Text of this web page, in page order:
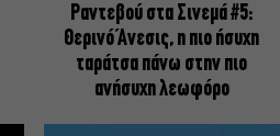
Ραντεβού στα Σινεμά #5:
Θερινό Άνεσις, η πιο ήσυχη
ταράτσα πάνω στην πιο
ανήσυχη λεωφόρο